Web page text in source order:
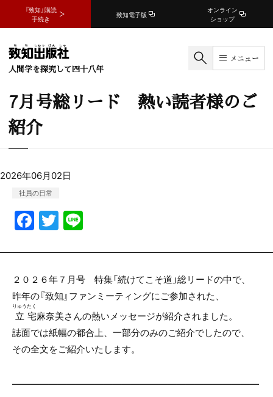
『致知』購読
手続き
致知電子版
オンライン
ショップ
人間学を探究して四十八年
メニュー
7月号総リード 熱い読者様のご
紹介
2026年06月02日
社員の日常
F
a
c
e
b
o
o
k
T
w
itt
er
e
２０２６年７月号 特集「続けてこそ道」総リードの中で、
昨年の『致知』ファンミーティングにご参加された、
立
りゅう
宅
たく
麻奈美さんの熱いメッセージが紹介されました。
誌面では紙幅の都合上、一部分のみのご紹介でしたので、
その全文をご紹介いたします。
———————————————————————————